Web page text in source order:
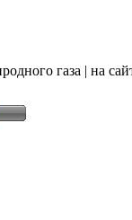
газа | на